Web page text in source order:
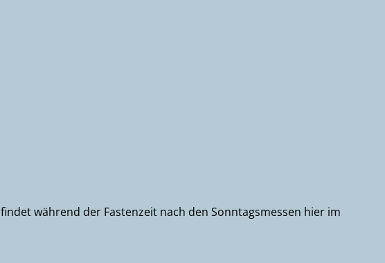
während der Fastenzeit nach den Sonntagsmessen hier im